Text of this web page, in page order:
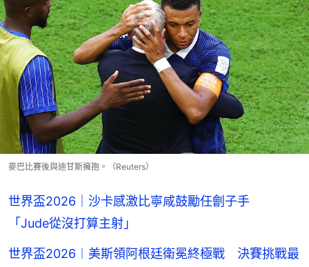
麥巴比賽後與迪甘斯擁抱。（Reuters）
世界盃2026｜沙卡感激比寧咸鼓勵任劊子手
「Jude從沒打算主射」
世界盃2026︱美斯領阿根廷衛冕終極戰 決賽挑戰最